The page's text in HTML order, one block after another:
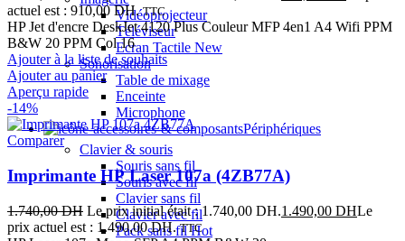
Vidéoprojecteur
Téléviseur
Ecran Tactile New
Sonorisation
Table de mixage
Enceinte
Microphone
Périphériques
Clavier & souris
Souris sans fil
Souris avec fil
Clavier sans fil
Clavier avec fil
Pack sans filHot
actuel est : 910,00 DH. TTC
HP Jet d'encre DeskJet 4120 Plus Couleur MFP 4en1 A4 Wifi PPM
B&W 20 PPM Col 16
Ajouter à la liste de souhaits
Ajouter au panier
Aperçu rapide
-14%
Comparer
Imprimante HP Laser 107a (4ZB77A)
1.740,00DH Le prix initial était : 1.740,00 DH.1.490,00 DHLe
prix actuel est : 1.490,00 DH. TTC